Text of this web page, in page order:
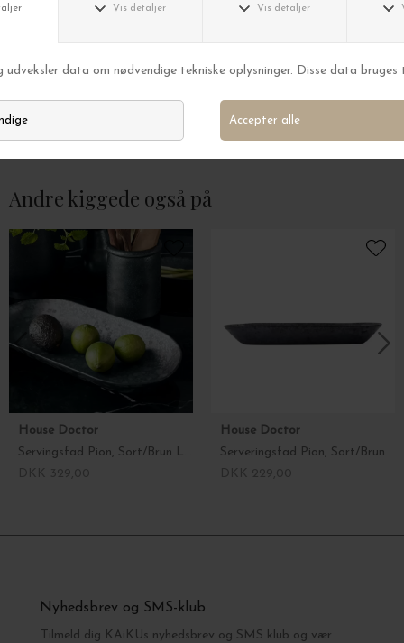
Bastia Salattallerken
DKK 150,00
DKK 549,00
Andre kiggede også på
House Doctor
Servingsfad Pion, Sort/Brun L:38
House Doctor
Serveringsfad Pion, Sort/Brun L:35
Nyhedsbrev og SMS-klub
Tilmeld dig KAiKUs nyhedsbrev og SMS klub og vær